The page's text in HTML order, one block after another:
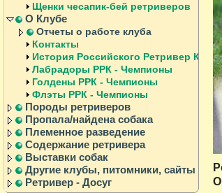
Щенки чесапик-бей ретриверов
О Клубе
Отчеты о работе клуба
Контакты
История Российского Ретривер
Лабрадоры РРК - Чемпионы
Голдены РРК - Чемпионы
Флэты РРК - Чемпионы
Породы ретриверов
Пропала/найдена собака
Племенное разведение
Содержание ретривера
Выставки собак
Другие клубы, питомники, сайты
Ретривер - Досуг